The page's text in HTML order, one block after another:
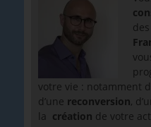
des
votre vie : notamment
d’une reconversion,
la création de votre